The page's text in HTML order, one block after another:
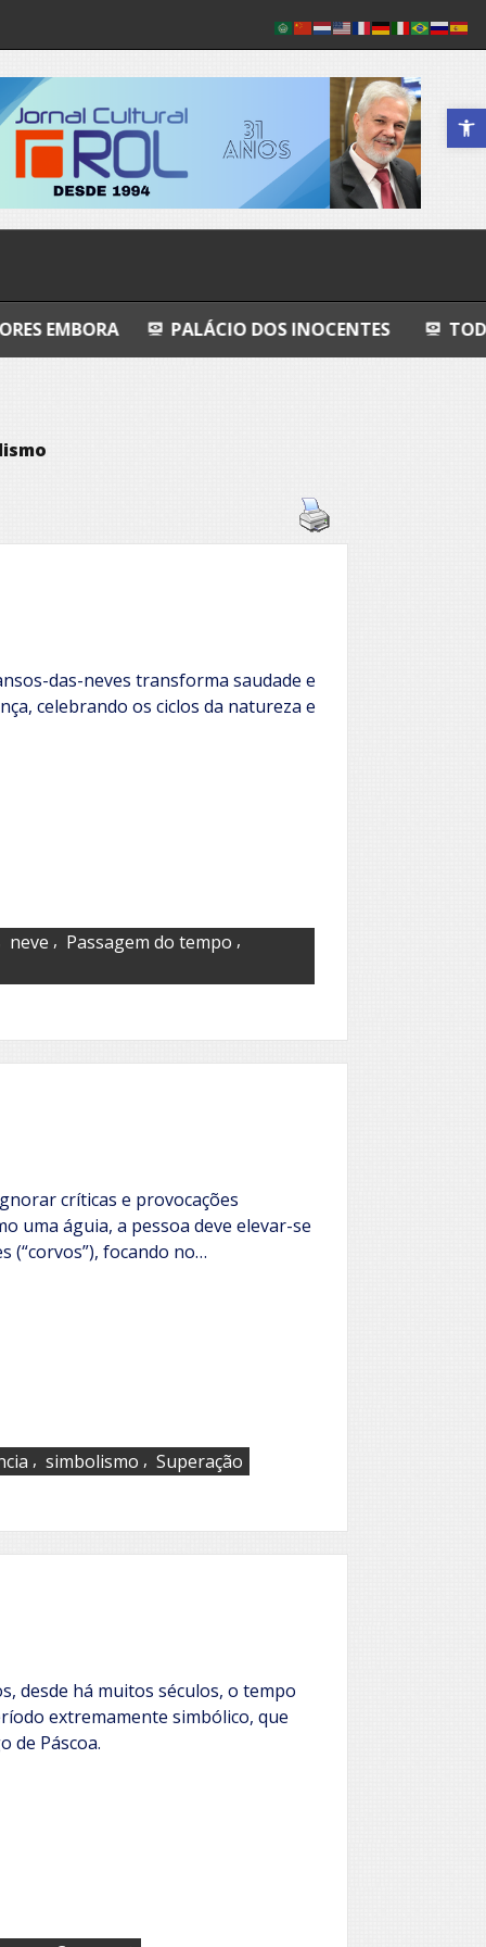
Abrir a
PALÁCIO DOS INOCENTES TODO AZUL
das-neves transforma saudade e
celebrando os ciclos da natureza e
neve , Passagem do tempo ,
críticas e provocações
uma águia, a pessoa deve elevar-se
(“corvos”), focando no…
, simbolismo , Superação
desde há muitos séculos, o tempo
extremamente simbólico, que
de Páscoa.